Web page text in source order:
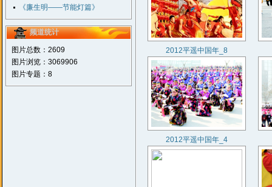
《廉生明——节能灯篇》
频道统计
图片总数：2609
图片浏览：3069906
图片专题：8
2012平遥中国年_8
2012平遥中国年_4